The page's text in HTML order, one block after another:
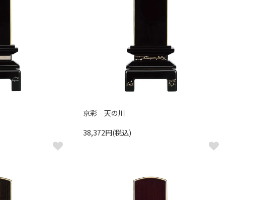
京彩 天の川
38,372円(税込)